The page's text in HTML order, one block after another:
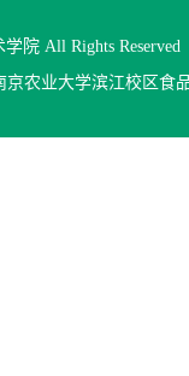
院 All Rights Reserved
农业大学滨江校区食